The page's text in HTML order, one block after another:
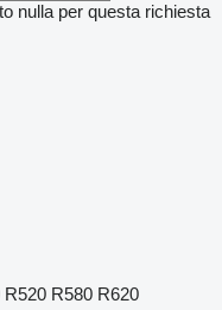
nulla per questa richiesta
R520 R580 R620